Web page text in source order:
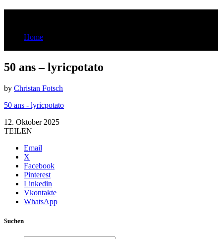
Home
50 ans – lyricpotato
by Christan Fotsch
50 ans - lyricpotato
12. Oktober 2025
TEILEN
Email
X
Facebook
Pinterest
Linkedin
Vkontakte
WhatsApp
Suchen